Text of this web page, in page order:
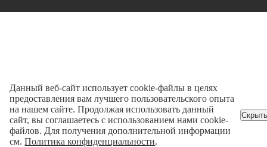
Данный веб-сайт использует cookie-файлы в целях
предоставления вам лучшего пользовательского опыта
на нашем сайте. Продолжая использовать данный
сайт, вы соглашаетесь с использованием нами cookie-
файлов. Для получения дополнительной информации
см.Политика конфиденциальности.
Скрыть